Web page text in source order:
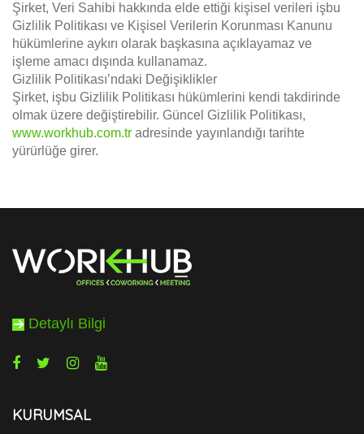
Şirket, Veri Sahibi hakkında elde ettiği kişisel verileri işbu
Gizlilik Politikası ve Kişisel Verilerin Korunması Kanunu
hükümlerine aykırı olarak başkasına açıklayamaz ve
işleme amacı dışında kullanamaz.
Gizlilik Politikası’ndaki Değişiklikler
Şirket, işbu Gizlilik Politikası hükümlerini kendi takdirinde
olmak üzere değiştirebilir. Güncel Gizlilik Politikası,
www.workhub.com.tr adresinde yayınlandığı tarihte
yürürlüğe girer.
Detaylı Bilgi
KURUMSAL